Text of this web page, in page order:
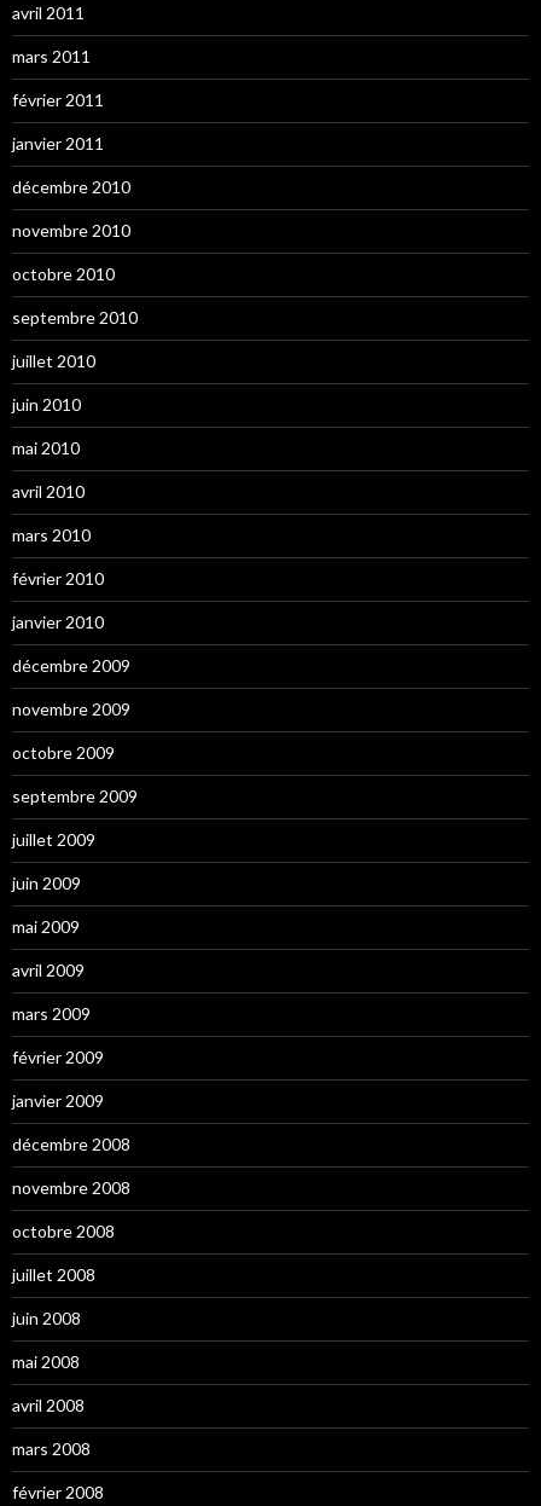
avril 2011
mars 2011
février 2011
janvier 2011
décembre 2010
novembre 2010
octobre 2010
septembre 2010
juillet 2010
juin 2010
mai 2010
avril 2010
mars 2010
février 2010
janvier 2010
décembre 2009
novembre 2009
octobre 2009
septembre 2009
juillet 2009
juin 2009
mai 2009
avril 2009
mars 2009
février 2009
janvier 2009
décembre 2008
novembre 2008
octobre 2008
juillet 2008
juin 2008
mai 2008
avril 2008
mars 2008
février 2008